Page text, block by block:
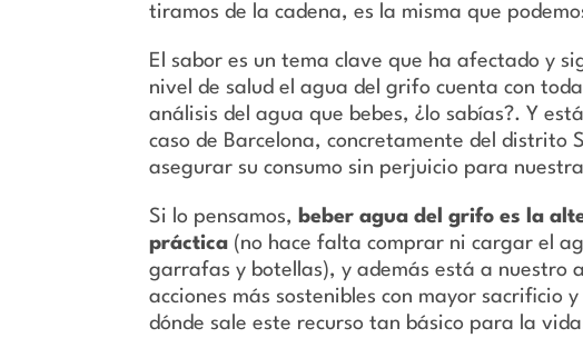
tiramos de la cadena, es la misma que
El sabor es un tema clave que ha afectado y
nivel de salud el agua del grifo cuenta con
análisis del agua que bebes, ¿lo sabías?. Y
caso de Barcelona, concretamente del distrito
asegurar su consumo sin perjuicio para
Si lo pensamos, beber agua del grifo es la
práctica (no hace falta comprar ni cargar el
garrafas y botellas), y además está a nuestro
acciones más sostenibles con mayor sacrificio
dónde sale este recurso tan básico para la